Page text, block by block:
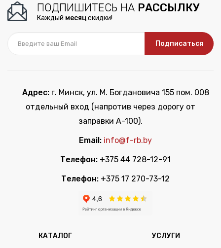
ПОДПИШИТЕСЬ НА РАССЫЛКУ
Каждый месяцскидки!
Подписаться
Адрес:г. Минск, ул. М. Богдановича 155 пом. 008
отдельный вход (напротив через дорогу от
заправки А-100).
Email: info@f-rb.by
Телефон: +375 44 728-12-91
Телефон: +375 17 270-73-12
КАТАЛОГ УСЛУГИ